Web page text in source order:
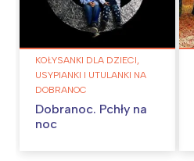
KOŁYSANKI DLA DZIECI,
USYPIANKI I UTULANKI NA
DOBRANOC
Dobranoc. Pchły na
noc